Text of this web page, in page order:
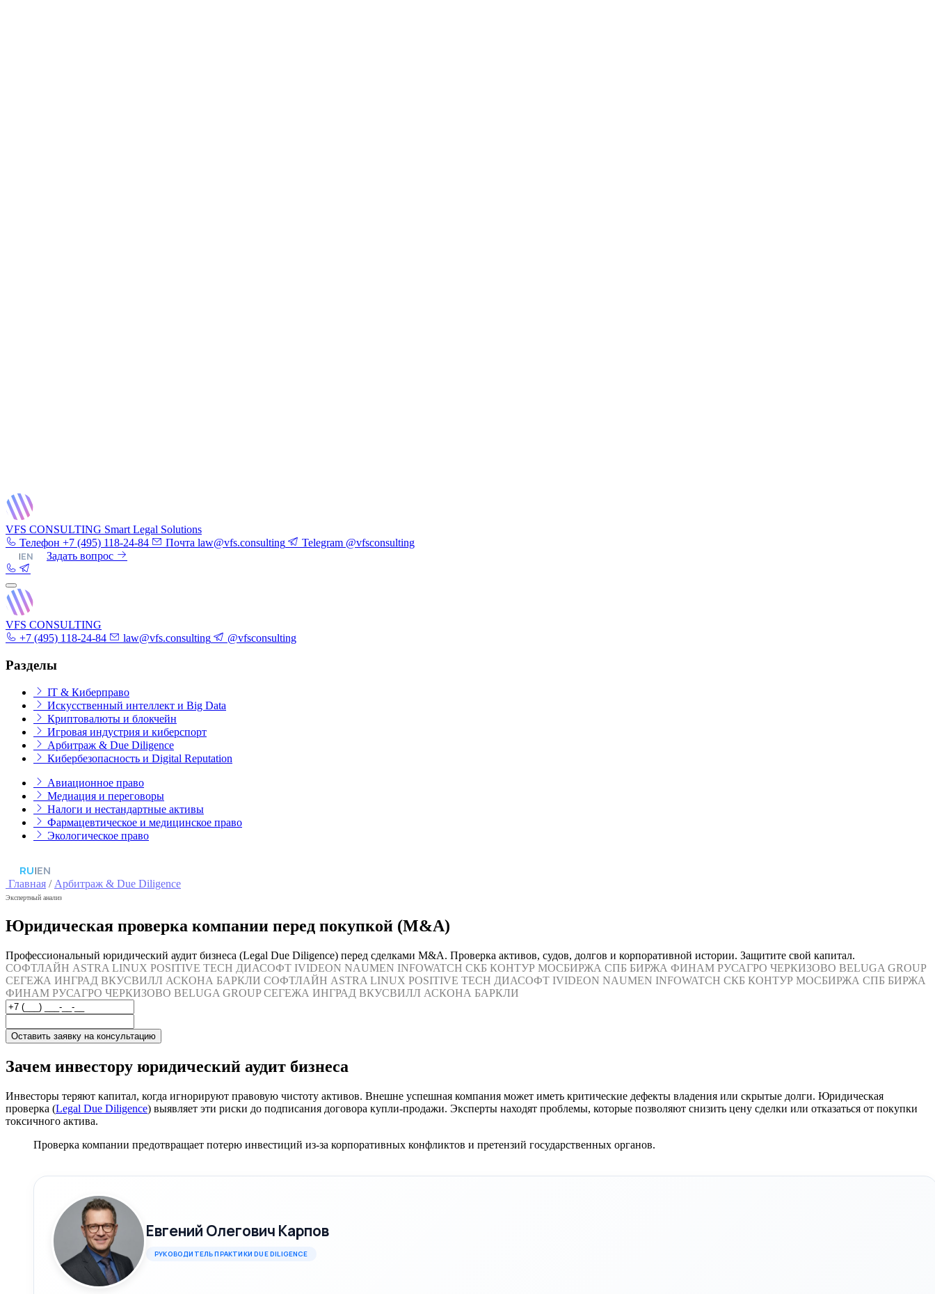
VFS CONSULTING Smart Legal Solutions
Телефон +7 (495) 118-24-84 Почта law@vfs.consulting Telegram @vfsconsulting
|EN Задать вопрос
VFS CONSULTING
+7 (495) 118-24-84
law@vfs.consulting @vfsconsulting
Разделы
IT & Киберправо
Искусственный интеллект и Big Data
Криптовалюты и блокчейн
Игровая индустрия и киберспорт
Арбитраж & Due Diligence
Кибербезопасность и Digital Reputation
Авиационное право
Медиация и переговоры
Налоги и нестандартные активы
Фармацевтическое и медицинское право
Экологическое право
RU|EN
Главная /Арбитраж & Due Diligence
Экспертный анализ
Юридическая проверка компании перед покупкой (M&A)
Профессиональный юридический аудит бизнеса (Legal Due Diligence) перед сделками M&A. Проверка активов, судов, долгов и корпоративной истории. Защитите свой капитал.
СОФТЛАЙН ASTRA LINUX POSITIVE TECH ДИАСОФТ IVIDEON NAUMEN INFOWATCH СКБ КОНТУР МОСБИРЖА СПБ БИРЖА ФИНАМ РУСАГРО ЧЕРКИЗОВО BELUGA GROUP
СЕГЕЖА ИНГРАД ВКУСВИЛЛ АСКОНА БАРКЛИ СОФТЛАЙН ASTRA LINUX POSITIVE TECH ДИАСОФТ IVIDEON NAUMEN INFOWATCH СКБ КОНТУР МОСБИРЖА СПБ БИРЖА
ФИНАМ РУСАГРО ЧЕРКИЗОВО BELUGA GROUP СЕГЕЖА ИНГРАД ВКУСВИЛЛ АСКОНА БАРКЛИ
Оставить заявку на консультацию
Зачем инвестору юридический аудит бизнеса
Инвесторы теряют капитал, когда игнорируют правовую чистоту активов. Внешне успешная компания может иметь критические дефекты владения или скрытые долги. Юридическая
проверка (Legal Due Diligence) выявляет эти риски до подписания договора купли-продажи. Эксперты находят проблемы, которые позволяют снизить цену сделки или отказаться от покупки
токсичного актива.
Проверка компании предотвращает потерю инвестиций из-за корпоративных конфликтов и претензий государственных органов.
Евгений Олегович Карпов
РУКОВОДИТЕЛЬ ПРАКТИКИ DUE DILIGENCE